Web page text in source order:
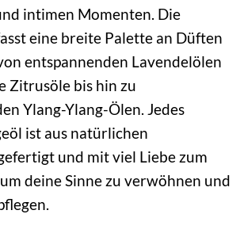
intimen Momenten. Die
eine breite Palette an Düften
entspannenden Lavendelölen
Zitrusöle bis hin zu
Ylang-Ylang-Ölen. Jedes
ist aus natürlichen
und mit viel Liebe zum
deine Sinne zu verwöhnen und